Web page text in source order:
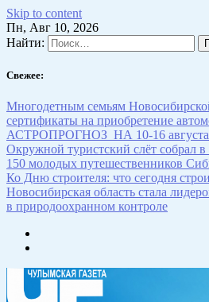
Skip to content
Пн, Авг 10, 2026
Найти:
Свежее:
Многодетным семьям
сертификаты на приобретение
АСТРОПРОГНОЗ НА 10-16 августа
Окружной туристский слёт собрал
150 молодых путешественников
Ко Дню строителя: что сегодня
Новосибирская область стала
в природоохранном контроле